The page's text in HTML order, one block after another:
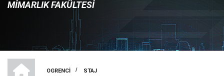
MIMARLIK FAKÜLTESI
OGRENCI
/ STAJ